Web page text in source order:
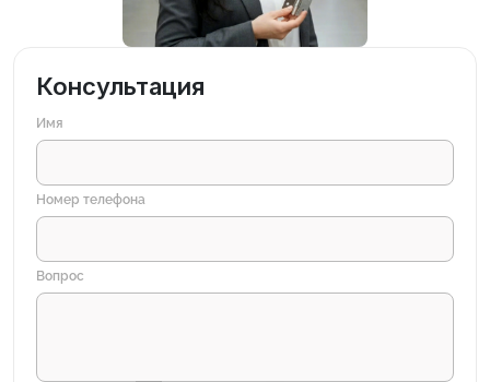
Консультация
Имя
Номер телефона
Вопрос